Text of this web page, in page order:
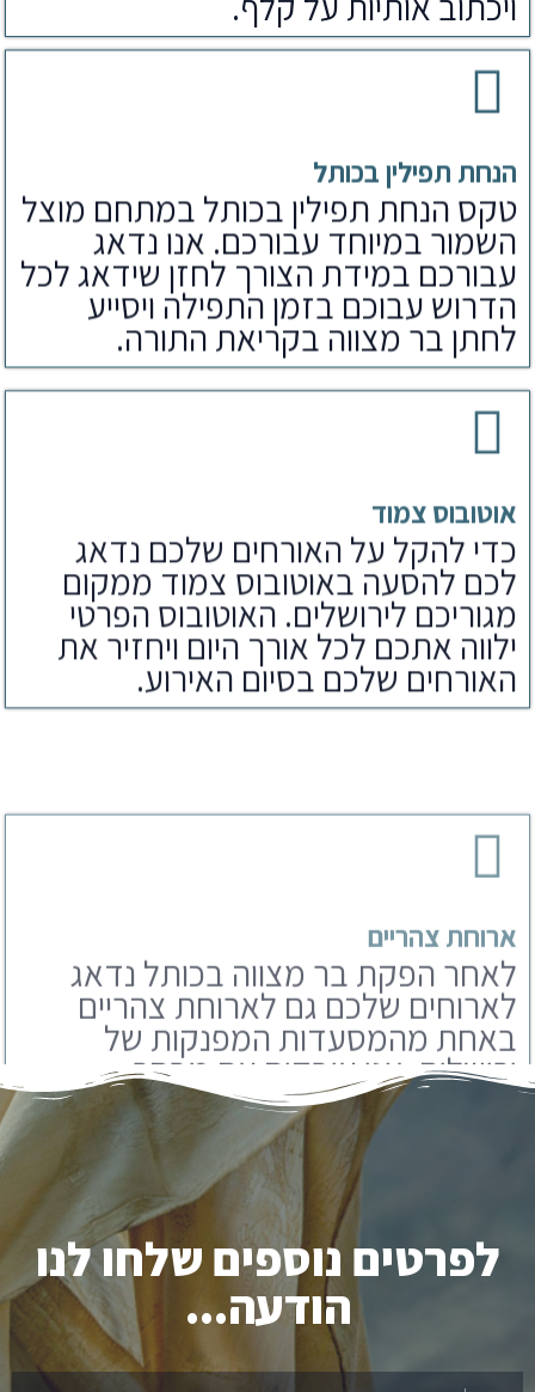
הנחת תפילין בכותל
טקס הנחת תפילין בכותל במתחם מוצל
השמור במיוחד עבורכם. אנו נדאג
עבורכם במידת הצורך לחזן שידאג לכל
הדרוש עבוכם בזמן התפילה ויסייע
לחתן בר מצווה בקריאת התורה.
אוטובוס צמוד
כדי להקל על האורחים שלכם נדאג
לכם להסעה באוטובוס צמוד ממקום
מגוריכם לירושלים. האוטובוס הפרטי
ילווה אתכם לכל אורך היום ויחזיר את
האורחים שלכם בסיום האירוע.
ארוחת צהריים
לאחר הפקת בר מצווה בכותל נדאג
לארוחים שלכם גם לארוחת צהריים
באחת מהמסעדות המפנקות של
ירושלים. אנו עובדים עם מבחר
מסעדות שתוכלו לבחור מבניהם.
לפרטים נוספים שלחו לנו
הודעה...